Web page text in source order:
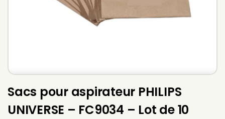
Sacs pour aspirateur PHILIPS
UNIVERSE – FC9034 – Lot de 10